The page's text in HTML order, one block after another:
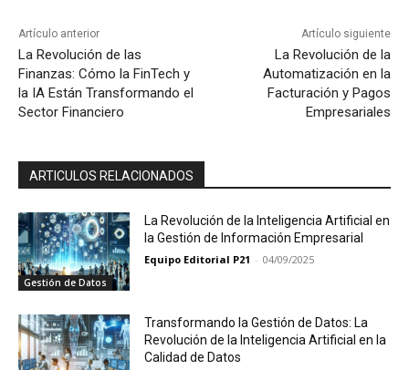
Artículo anterior
La Revolución de las
Finanzas: Cómo la FinTech y
la IA Están Transformando el
Sector Financiero
Artículo siguiente
La Revolución de la
Automatización en la
Facturación y Pagos
Empresariales
ARTICULOS RELACIONADOS
Gestión de Datos
La Revolución de la Inteligencia Artificial en
la Gestión de Información Empresarial
Equipo Editorial P21 - 04/09/2025
Transformando la Gestión de Datos: La
Revolución de la Inteligencia Artificial en la
Calidad de Datos